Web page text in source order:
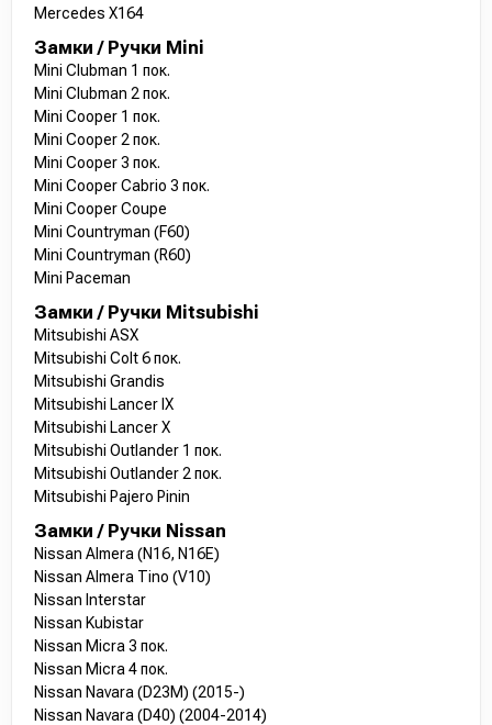
Mercedes X164
Замки / Ручки Mini
Mini Clubman 1 пок.
Mini Clubman 2 пок.
Mini Cooper 1 пок.
Mini Cooper 2 пок.
Mini Cooper 3 пок.
Mini Cooper Cabrio 3 пок.
Mini Cooper Coupe
Mini Countryman (F60)
Mini Countryman (R60)
Mini Paceman
Замки / Ручки Mitsubishi
Mitsubishi ASX
Mitsubishi Colt 6 пок.
Mitsubishi Grandis
Mitsubishi Lancer IX
Mitsubishi Lancer X
Mitsubishi Outlander 1 пок.
Mitsubishi Outlander 2 пок.
Mitsubishi Pajero Pinin
Замки / Ручки Nissan
Nissan Almera (N16, N16E)
Nissan Almera Tino (V10)
Nissan Interstar
Nissan Kubistar
Nissan Micra 3 пок.
Nissan Micra 4 пок.
Nissan Navara (D23M) (2015-)
Nissan Navara (D40) (2004-2014)